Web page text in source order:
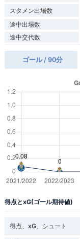
スタメン出場数
途中出場数
途中交代数
ゴール / 90分
得点とxG(ゴール期待値)
得点、xG、シュート